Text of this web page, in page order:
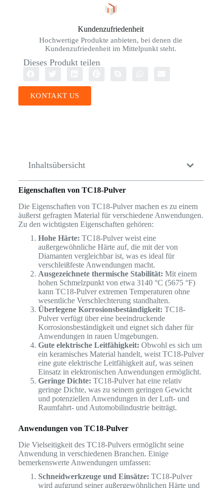
Kundenzufriedenheit
Hochwertige Produkte anbieten, bei denen die
Kundenzufriedenheit im Mittelpunkt steht.
Dieses Produkt teilen
KONTAKT US
Inhaltsübersicht
Eigenschaften von TC18-Pulver
Die Eigenschaften von TC18-Pulver machen es zu einem
äußerst gefragten Material für verschiedene Anwendungen.
Zu den wichtigsten Eigenschaften gehören:
Hohe Härte: TC18-Pulver weist eine
außergewöhnliche Härte auf, die mit der von
Diamanten vergleichbar ist, was es ideal für
verschleißfeste Anwendungen macht.
Ausgezeichnete thermische Stabilität: Mit einem
hohen Schmelzpunkt von etwa 3140 °C (5675 °F)
kann TC18-Pulver extremen Temperaturen ohne
wesentliche Verschlechterung standhalten.
Überlegene Korrosionsbeständigkeit: TC18-
Pulver verfügt über eine beeindruckende
Korrosionsbeständigkeit und eignet sich daher für
Anwendungen in rauen Umgebungen.
Gute elektrische Leitfähigkeit: Obwohl es sich um
ein keramisches Material handelt, weist TC18-Pulver
eine gute elektrische Leitfähigkeit auf, was seinen
Einsatz in elektronischen Anwendungen ermöglicht.
Geringe Dichte: TC18-Pulver hat eine relativ
geringe Dichte, was zu seinem geringen Gewicht
und potenziellen Anwendungen in der Luft- und
Raumfahrt- und Automobilindustrie beiträgt.
Anwendungen von TC18-Pulver
Die Vielseitigkeit des TC18-Pulvers ermöglicht seine
Anwendung in verschiedenen Branchen. Einige
bemerkenswerte Anwendungen umfassen:
Schneidwerkzeuge und Einsätze: TC18-Pulver
wird aufgrund seiner außergewöhnlichen Härte und